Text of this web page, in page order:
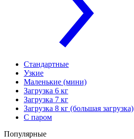
Стандартные
Узкие
Маленькие (мини)
Загрузка 6 кг
Загрузка 7 кг
Загрузка 8 кг (большая загрузка)
С паром
Популярные